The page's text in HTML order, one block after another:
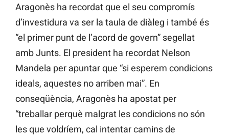
Aragonès ha recordat que el seu compromís
d’investidura va ser la taula de diàleg i també és
“el primer punt de l’acord de govern” segellat
amb Junts. El president ha recordat Nelson
Mandela per apuntar que “si esperem condicions
ideals, aquestes no arriben mai”. En
conseqüència, Aragonès ha apostat per
“treballar perquè malgrat les condicions no són
les que voldríem, cal intentar camins de